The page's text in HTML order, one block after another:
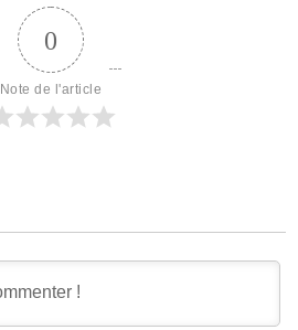
0
Note de l'article